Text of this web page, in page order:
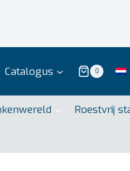
Catalogus 0
Roestvrij